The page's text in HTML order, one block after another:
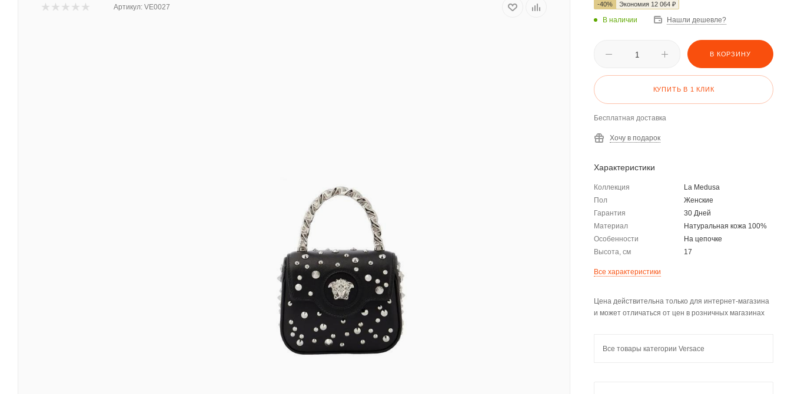
Артикул: VE0027 -40% Экономия 12 064 ₽
В наличии Нашли дешевле?
В КОРЗИНУ
КУПИТЬ В 1 КЛИК
Бесплатная доставка
Хочу в подарок
Характеристики
Коллекция
La Medusa
Пол
Женские
Гарантия
30 Дней
Материал
Натуральная кожа 100%
Особенности
На цепочке
Высота, см
17
Все характеристики
Цена действительна только для интернет-магазина
и может отличаться от цен в розничных магазинах
Все товары категории Versace